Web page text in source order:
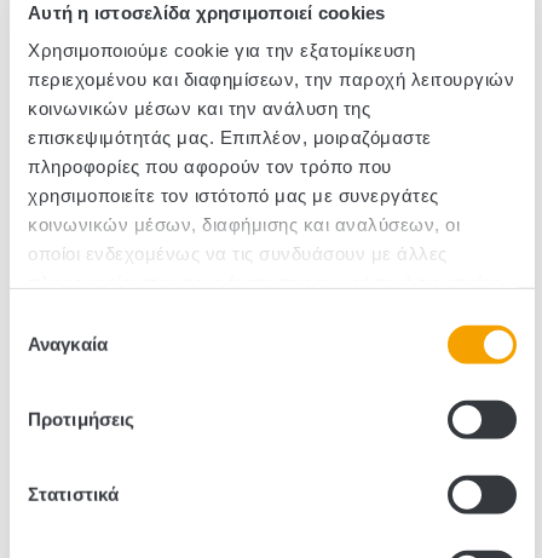
Αυτή η ιστοσελίδα χρησιμοποιεί cookies
Χρησιμοποιούμε cookie για την εξατομίκευση
περιεχομένου και διαφημίσεων, την παροχή λειτουργιών
κοινωνικών μέσων και την ανάλυση της
επισκεψιμότητάς μας. Επιπλέον, μοιραζόμαστε
πληροφορίες που αφορούν τον τρόπο που
χρησιμοποιείτε τον ιστότοπό μας με συνεργάτες
κοινωνικών μέσων, διαφήμισης και αναλύσεων, οι
οποίοι ενδεχομένως να τις συνδυάσουν με άλλες
των υπηρεσιών τους.
συγκατάθεσης
Αναγκαία
Προτιμήσεις
Στατιστικά
SKU :520010
Pieces/Box: 6